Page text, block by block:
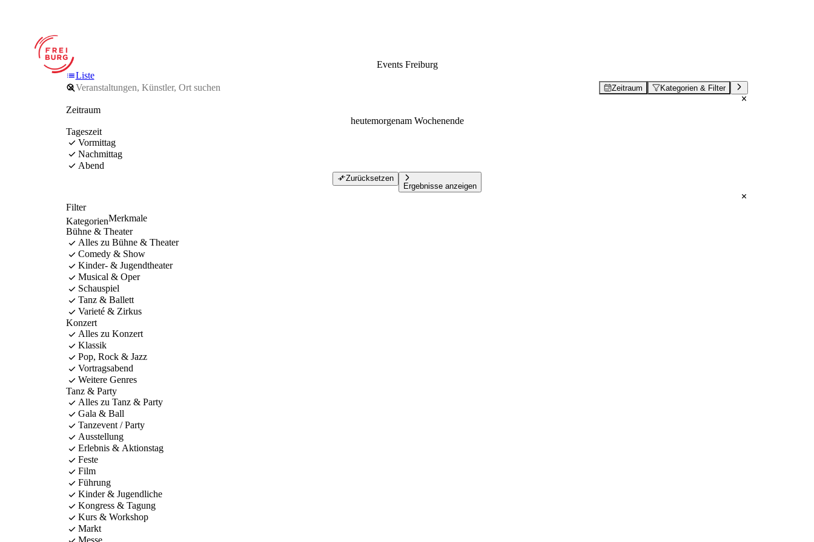
Events Freiburg
Liste
Zeitraum Kategorien & Filter
Zeitraum
heutemorgenam Wochenende
Tageszeit
Vormittag
Nachmittag
Abend
Zurücksetzen
Ergebnisse anzeigen
Filter
KategorienMerkmale
Bühne & Theater
Alles zu Bühne & Theater
Comedy & Show
Kinder- & Jugendtheater
Musical & Oper
Schauspiel
Tanz & Ballett
Varieté & Zirkus
Konzert
Alles zu Konzert
Klassik
Pop, Rock & Jazz
Vortragsabend
Weitere Genres
Tanz & Party
Alles zu Tanz & Party
Gala & Ball
Tanzevent / Party
Ausstellung
Erlebnis & Aktionstag
Feste
Film
Führung
Kinder & Jugendliche
Kongress & Tagung
Kurs & Workshop
Markt